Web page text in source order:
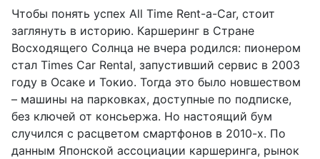
Чтобы понять успех All Time Rent-a-Car, стоит
заглянуть в историю. Каршеринг в Стране
Восходящего Солнца не вчера родился: пионером
стал Times Car Rental, запустивший сервис в 2003
году в Осаке и Токио. Тогда это было новшеством
– машины на парковках, доступные по подписке,
без ключей от консьержа. Но настоящий бум
случился с расцветом смартфонов в 2010-х. По
данным Японской ассоциации каршеринга, рынок